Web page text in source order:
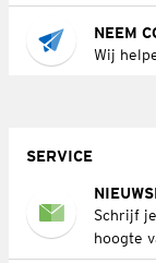
NEEM
Wij
SERVICE
Schrijf
hoogte